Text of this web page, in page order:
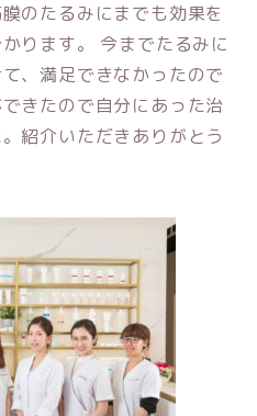
のたるみにまでも効果を
ります。 今までたるみに
、満足できなかったので
きたので自分にあった治
紹介いただきありがとう